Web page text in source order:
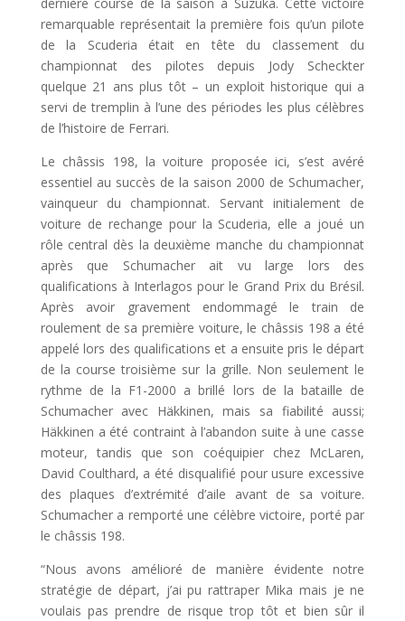
remarquable représentait la première fois qu’un pilote
de la Scuderia était en tête du classement du
championnat des pilotes depuis Jody Scheckter
quelque 21 ans plus tôt – un exploit historique qui a
servi de tremplin à l’une des périodes les plus célèbres
de l’histoire de Ferrari.
Le châssis 198, la voiture proposée ici, s’est avéré
essentiel au succès de la saison 2000 de Schumacher,
vainqueur du championnat. Servant initialement de
voiture de rechange pour la Scuderia, elle a joué un
rôle central dès la deuxième manche du championnat
après que Schumacher ait vu large lors des
qualifications à Interlagos pour le Grand Prix du Brésil.
Après avoir gravement endommagé le train de
roulement de sa première voiture, le châssis 198 a été
appelé lors des qualifications et a ensuite pris le départ
de la course troisième sur la grille. Non seulement le
rythme de la F1-2000 a brillé lors de la bataille de
Schumacher avec Häkkinen, mais sa fiabilité aussi;
Häkkinen a été contraint à l’abandon suite à une casse
moteur, tandis que son coéquipier chez McLaren,
David Coulthard, a été disqualifié pour usure excessive
des plaques d’extrémité d’aile avant de sa voiture.
Schumacher a remporté une célèbre victoire, porté par
le châssis 198.
“Nous avons amélioré de manière évidente notre
stratégie de départ, j’ai pu rattraper Mika mais je ne
voulais pas prendre de risque trop tôt et bien sûr il